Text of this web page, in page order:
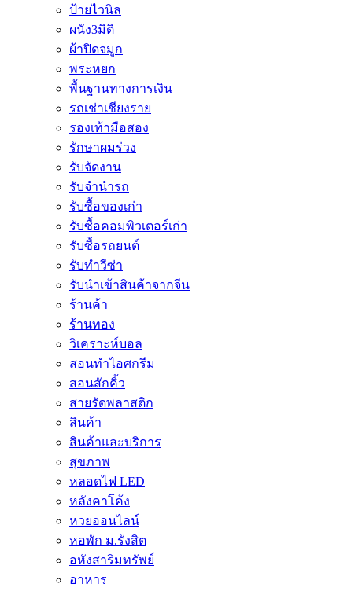
ป้ายไวนิล
ผนัง3มิติ
ผ้าปิดจมูก
พระหยก
พื้นฐานทางการเงิน
รถเช่าเชียงราย
รองเท้ามือสอง
รักษาผมร่วง
รับจัดงาน
รับจำนำรถ
รับซื้อของเก่า
รับซื้อคอมพิวเตอร์เก่า
รับซื้อรถยนต์
รับทำวีซ่า
รับนำเข้าสินค้าจากจีน
ร้านค้า
ร้านทอง
วิเคราะห์บอล
สอนทำไอศกรีม
สอนสักคิ้ว
สายรัดพลาสติก
สินค้า
สินค้าและบริการ
สุขภาพ
หลอดไฟ LED
หลังคาโค้ง
หวยออนไลน์
หอพัก ม.รังสิต
อหังสาริมทรัพย์
อาหาร